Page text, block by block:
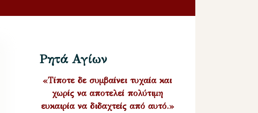
Ρητά Αγίων
«Τίποτε δε συμβαίνει τυχαία και
χωρίς να αποτελεί πολύτιμη
ευκαιρία να διδαχτείς από αυτό.»